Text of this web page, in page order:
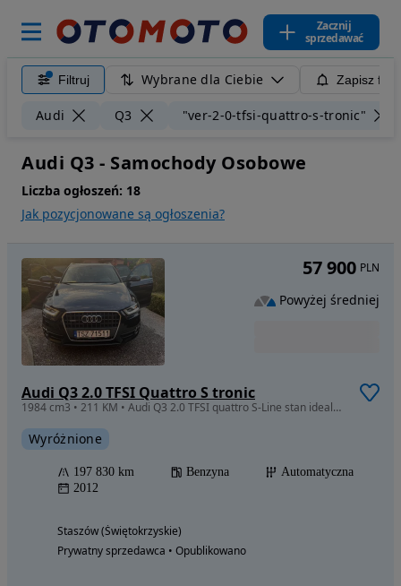
Zacznij
sprzedawać
Filtruj Wybrane dla Ciebie Zapisz
Audi Q3 "ver-2-0-tfsi-quattro-s-tronic"
Audi Q3 - Samochody Osobowe
Liczba ogłoszeń: 18
Jak pozycjonowane są ogłoszenia?
Audi Q3 2.0 TFSI Quattro S tronic
1984 cm3 • 211 KM • Audi Q3 2.0 TFSI quattro S-Line stan idealny!
Wyróżnione
197 830 km Benzyna
Automatyczna
2012
Staszów (Świętokrzyskie)
Prywatny sprzedawca • Opublikowano
57 900 PLN
Powyżej średniej